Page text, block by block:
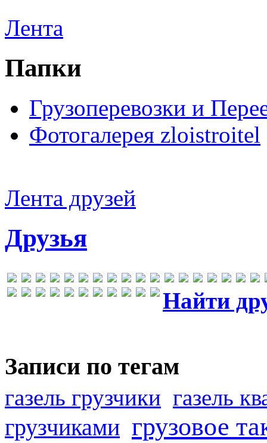
Лента
Папки
Грузоперевозки и
Фотогалерея zloistroitel
Лента друзей
Друзья
Найти
Записи по тегам
газель грузчики газель
грузчиками грузовое